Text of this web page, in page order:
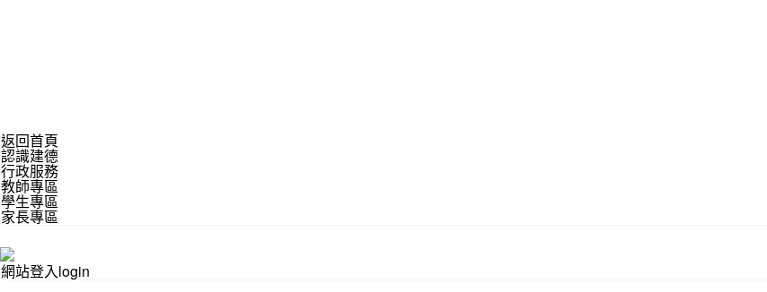
返回首頁
認識建德
行政服務
教師專區
學生專區
家長專區
網站登入login